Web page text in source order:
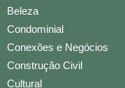
Beleza
Condominial
Conexões e Negócios
Construção Civil
Cultural